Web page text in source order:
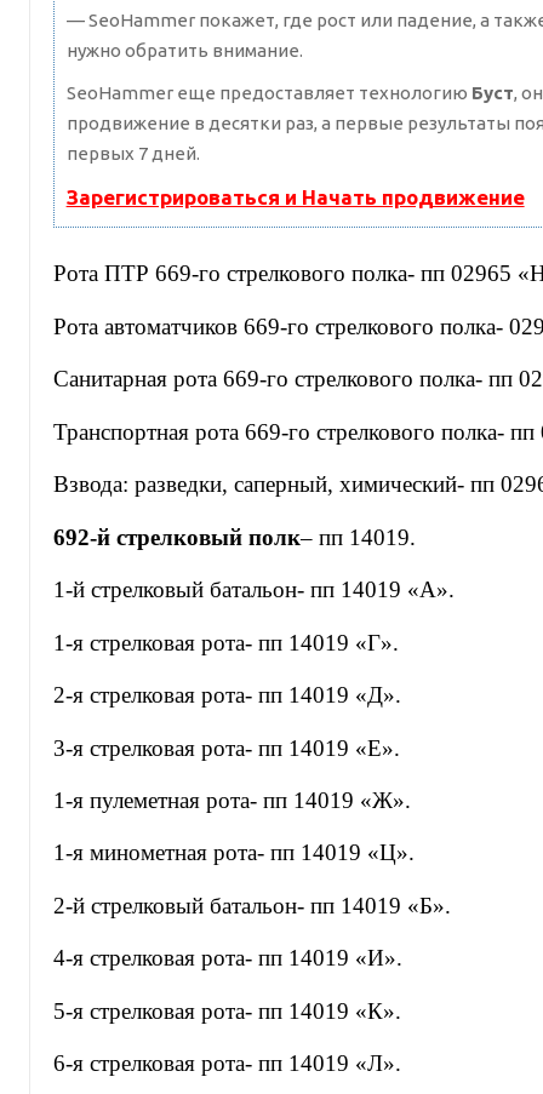
— SeoHammer покажет, где рост или падение, а
нужно обратить внимание.
SeoHammer еще предоставляет технологию Буст,
продвижение в десятки раз, а первые результаты
первых 7 дней.
Зарегистрироваться и Начать продвижение
Рота ПТР 669-го стрелкового полка- пп 02965
Рота автоматчиков 669-го стрелкового полка-
Санитарная рота 669-го стрелкового полка- пп
Транспортная рота 669-го стрелкового полка-
Взвода: разведки, саперный, химический- пп
692-й стрелковый полк– пп 14019.
1-й стрелковый батальон- пп 14019 «А».
1-я стрелковая рота- пп 14019 «Г».
2-я стрелковая рота- пп 14019 «Д».
3-я стрелковая рота- пп 14019 «Е».
1-я пулеметная рота- пп 14019 «Ж».
1-я минометная рота- пп 14019 «Ц».
2-й стрелковый батальон- пп 14019 «Б».
4-я стрелковая рота- пп 14019 «И».
5-я стрелковая рота- пп 14019 «К».
6-я стрелковая рота- пп 14019 «Л».